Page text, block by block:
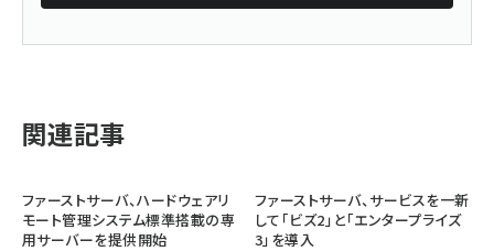
関連記事
ファーストサーバ、ハードウェアリ
モート管理システム標準搭載の専
用サーバーを提供開始
ファーストサーバ、サービスを一新
して「ビズ2」と「エンタープライズ
3」を導入